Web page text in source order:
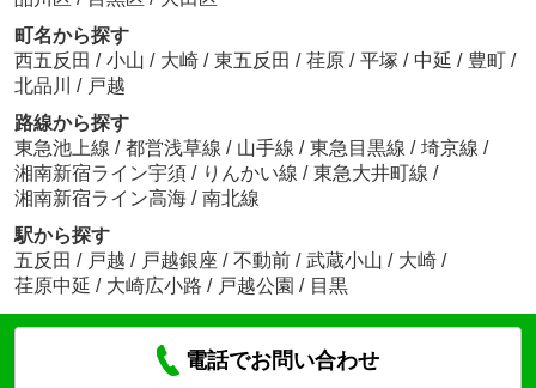
町名から探す
西五反田 / 小山 / 大崎 / 東五反田 / 荏原 / 平塚 / 中延 / 豊町 /
北品川 / 戸越
路線から探す
東急池上線 / 都営浅草線 / 山手線 / 東急目黒線 / 埼京線 /
湘南新宿ライン宇須 / りんかい線 / 東急大井町線 /
湘南新宿ライン高海 / 南北線
駅から探す
五反田 / 戸越 / 戸越銀座 / 不動前 / 武蔵小山 / 大崎 /
荏原中延 / 大崎広小路 / 戸越公園 / 目黒
電話でお問い合わせ